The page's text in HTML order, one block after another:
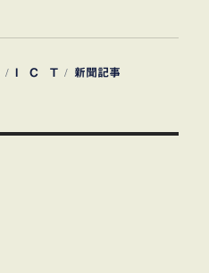
カI C T
タ
新聞記事